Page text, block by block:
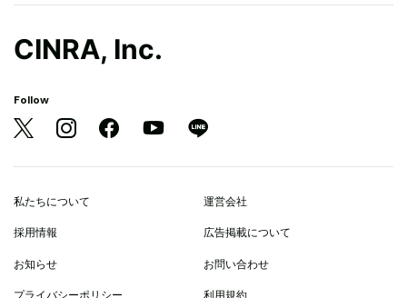
CINRA, Inc.
Follow
私たちについて 運営会社
採用情報 広告掲載について
お知らせ お問い合わせ
プライバシーポリシー 利用規約